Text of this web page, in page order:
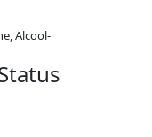
Alcool-